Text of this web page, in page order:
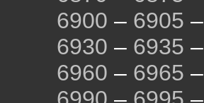
6900 – 6905 –
6930 – 6935 –
6960 – 6965 –